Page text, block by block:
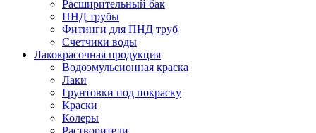
Расширительный бак
ПНД трубы
Фитинги для ПНД труб
Счетчики воды
Лакокрасочная продукция
Водоэмульсионная краска
Лаки
Грунтовки под покраску
Краски
Колеры
Растворители